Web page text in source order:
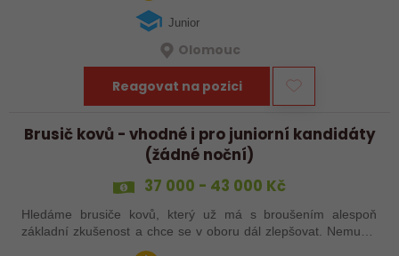
Junior
Olomouc
Reagovat na pozici
Brusič kovů - vhodné i pro juniorní kandidáty
(žádné noční)
37 000 - 43 000 Kč
Hledáme brusiče kovů, který už má s broušením alespoň
základní zkušenost a chce se v oboru dál zlepšovat. Nemusíš
být samostatný specialista s dlouholetou praxí. Důležité je,